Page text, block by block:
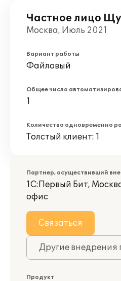
Частное лицо
Москва, Июль 2021
Вариант работы
Файловый
Общее число
1
Количество одновременно
Толстый клиент: 1
Партнер, осуществивший
1С:Первый Бит,
офис
Связаться
Другие внедрения
Продукт